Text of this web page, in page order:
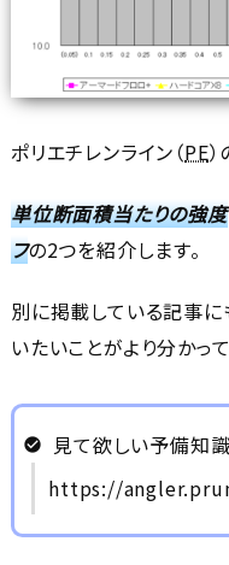
ポリエチレンライン（PE
単位断面積当たりの強度
フの2つを紹介します。
別に掲載している記事に
いたいことがより分かっ
見て欲しい予備知識
https://